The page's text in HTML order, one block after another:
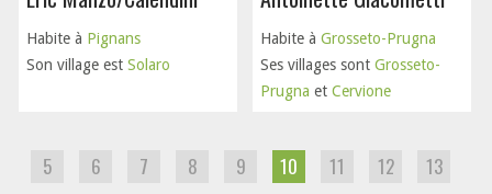
Habite à Pignans
Son village est Solaro
Habite à Grosseto-Prugna
Ses villages sont Grosseto-
Prugna et Cervione
5 6 7 8 9 10 11 12
13